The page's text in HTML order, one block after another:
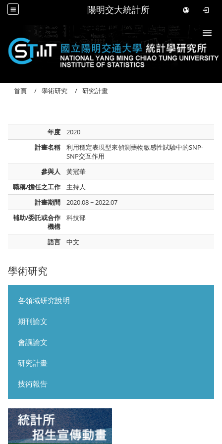
陽明交大統計所
學術研究
各領域研究說明
期刊論文
會議論文
研究計畫
技術報告
首頁 學術研究 研究計畫
年度
2020
計畫名稱
利用穩定表現型來偵測藥物敏感性試驗中的SNP-
SNP交互作用
參與人
黃冠華
職稱/擔任之工作
主持人
計畫期間
2020.08 ~ 2022.07
補助/委託或合作
機構
科技部
語言 中文